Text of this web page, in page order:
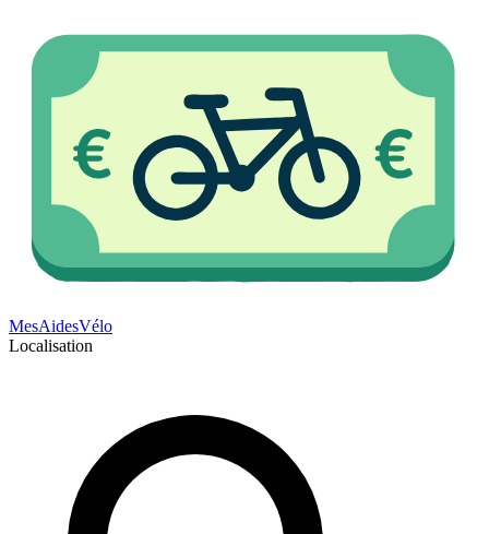
MesAidesVélo
Localisation